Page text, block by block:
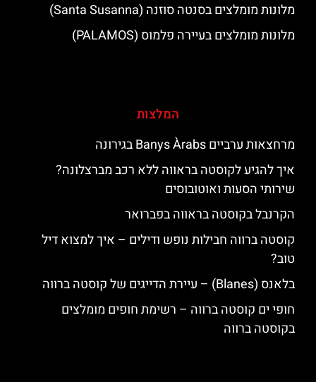
מלונות מומלצים בסנטה סוזנה (Santa Susanna)
מלונות מומלצים בעיירה פלמוס (PALAMOS)
המלצות
מרחצאות ערביים Banys Àrabs בגירונה
איך להגיע לקוסטה בראווה ללא רכב מברצלונה?
שירותי הסעות ואוטובוסים
הקרנבל בקוסטה בראווה בפברואר
קוסטה ברווה חבילות נופש ודילים – איך למצוא דיל
טוב?
בלאנס (Blanes) – עיירת הדייגים של קוסטה ברווה
חופי ים קוסטה ברווה – רשימת חופים מומלצים
בקוסטה ברווה